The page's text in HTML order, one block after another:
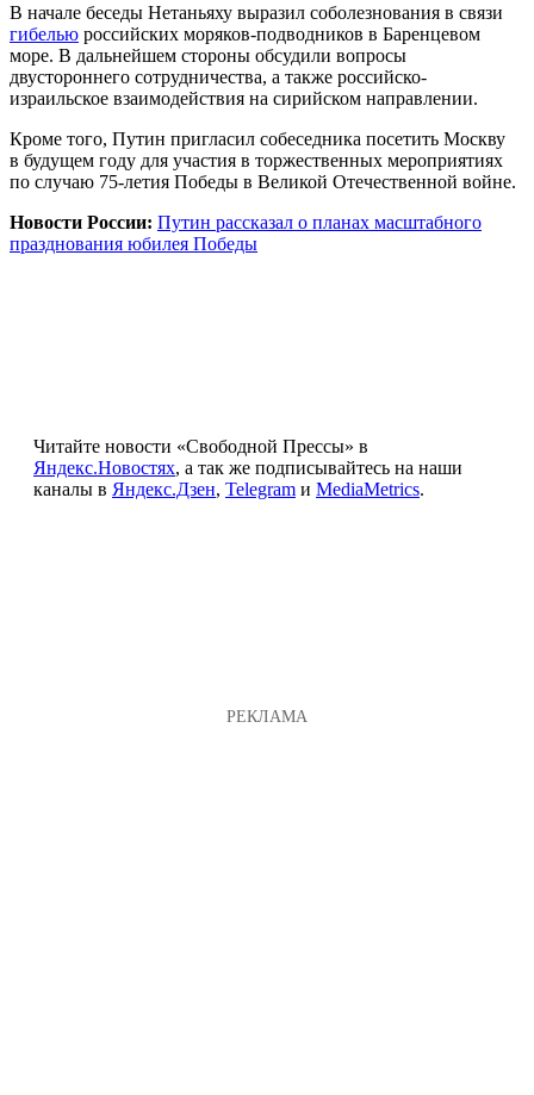
В начале беседы Нетаньяху выразил соболезнования в связи
гибелью российских моряков-подводников в Баренцевом
море. В дальнейшем стороны обсудили вопросы
двустороннего сотрудничества, а также российско-
израильское взаимодействия на сирийском направлении.
Кроме того, Путин пригласил собеседника посетить Москву
в будущем году для участия в торжественных мероприятиях
по случаю 75-летия Победы в Великой Отечественной войне.
Новости России: Путин рассказал о планах масштабного
празднования юбилея Победы
Читайте новости «Свободной Прессы» в
Яндекс.Новостях, а так же подписывайтесь на наши
каналы в Яндекс.Дзен, Telegram и MediaMetrics.